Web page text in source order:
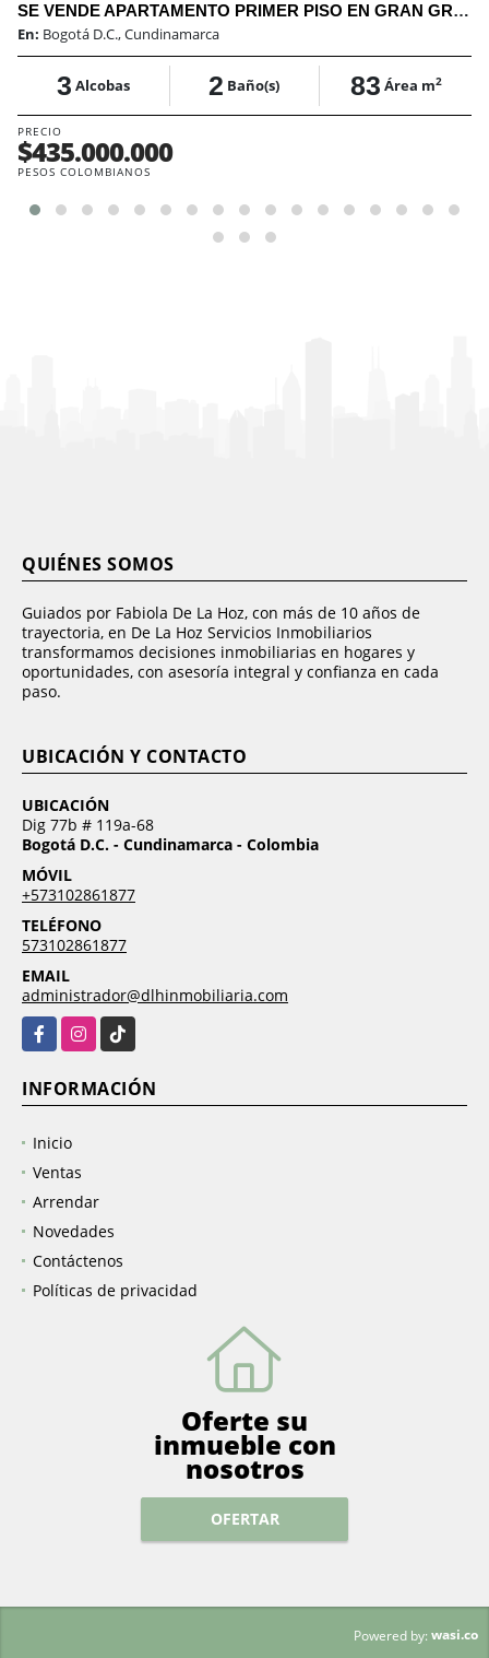
SE VENDE APARTAMENTO PRIMER PISO EN GRAN GRANADA-ENGATIVA
En: Bogotá D.C., Cundinamarca
3 Alcobas 2 Baño(s) 83 Área m2
PRECIO
$435.000.000
PESOS COLOMBIANOS
QUIÉNES SOMOS
Guiados por Fabiola De La Hoz, con más de 10 años de
trayectoria, en De La Hoz Servicios Inmobiliarios
transformamos decisiones inmobiliarias en hogares y
oportunidades, con asesoría integral y confianza en cada
paso.
UBICACIÓN
Dig 77b # 119a-68
Bogotá D.C. - Cundinamarca - Colombia
MÓVIL
+573102861877
TELÉFONO
573102861877
EMAIL
administrador@dlhinmobiliaria.com
FacebookInstagram
TikTok
Inicio
Ventas
Arrendar
Novedades
Contáctenos
Oferte su
inmueble con
nosotros
OFERTAR